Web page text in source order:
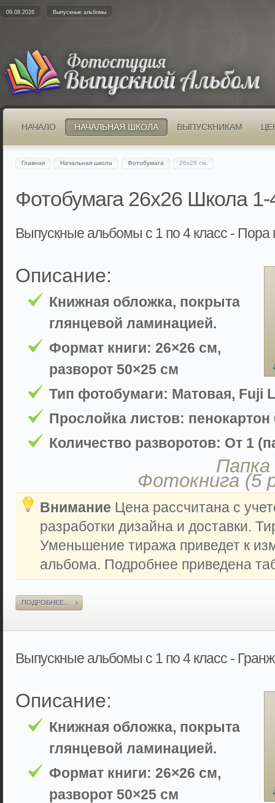
09.08.2026 Выпускные альбомы
НАЧАЛО НАЧАЛЬНАЯ ШКОЛА ВЫПУСКНИКАМ
Главная Начальная школа Фотобумага 26х26 см.
Фотобумага 26x26 Школа 1-
Выпускные альбомы с 1 по 4 класс - Пора
Описание:
Книжная обложка, покрыта
глянцевой ламинацией.
Формат книги: 26×26 см,
разворот 50×25 см
Тип фотобумаги: Матовая, Fuji
Прослойка листов:
Количество разворотов: От 1
Фотокнига (5
Внимание Цена рассчитана с
разработки дизайна и доставки.
Уменьшение тиража приведет к
альбома. Подробнее приведена
ПОДРОБНЕЕ...
Выпускные альбомы с 1 по 4 класс -
Описание:
Книжная обложка, покрыта
глянцевой ламинацией.
Формат книги: 26×26 см,
разворот 50×25 см